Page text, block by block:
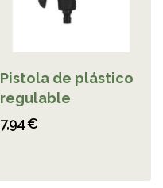
Pistola de plástico
regulable
7,94 €